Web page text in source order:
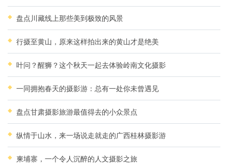
盘点川藏线上那些美到极致的风景
行摄至黄山，原来这样拍出来的黄山才是绝美
叶问？醒狮？这个秋天一起去体验岭南文化摄影
一同拥抱春天的摄影游：总有一处你未曾遇见
盘点甘肃摄影旅游最值得去的小众景点
纵情于山水，来一场说走就走的广西桂林摄影游
柬埔寨，一个令人沉醉的人文摄影之旅